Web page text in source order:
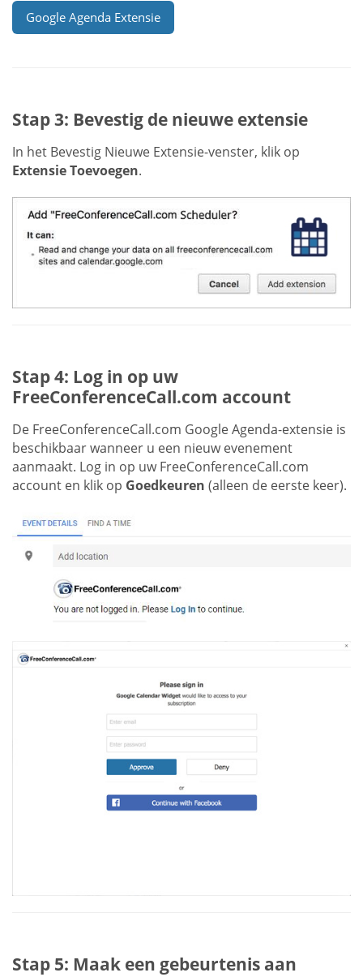
Google Agenda Extensie
Stap 3: Bevestig de nieuwe extensie
In het Bevestig Nieuwe Extensie-venster, klik op
Extensie Toevoegen.
Stap 4: Log in op uw
FreeConferenceCall.com account
De FreeConferenceCall.com Google Agenda-extensie is
beschikbaar wanneer u een nieuw evenement
aanmaakt. Log in op uw FreeConferenceCall.com
account en klik op Goedkeuren (alleen de eerste keer).
Stap 5: Maak een gebeurtenis aan